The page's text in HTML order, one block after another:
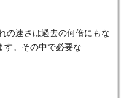
の速さは過去の何倍にもな
す。その中で必要な